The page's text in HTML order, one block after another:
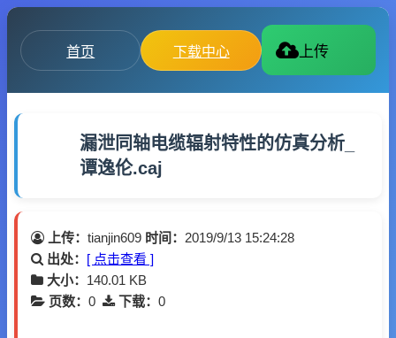
首页 下载中心 上传
漏泄同轴电缆辐射特性的仿真分析_
谭逸伦.caj
上传： tianjin609 时间： 2019/9/13 15:24:28
出处： [ 点击查看 ]
大小： 140.01 KB
页数： 0 下载： 0